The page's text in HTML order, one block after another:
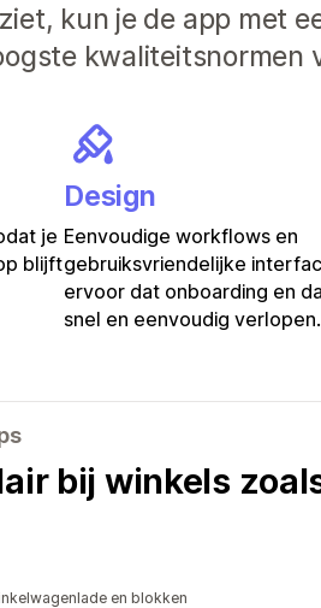
kun je de app met
kwaliteitsnormen
je
blijft
Design
Eenvoudige workflows en
gebruiksvriendelijke
ervoor dat onboarding en
snel en eenvoudig verlopen.
bij winkels
en blokken